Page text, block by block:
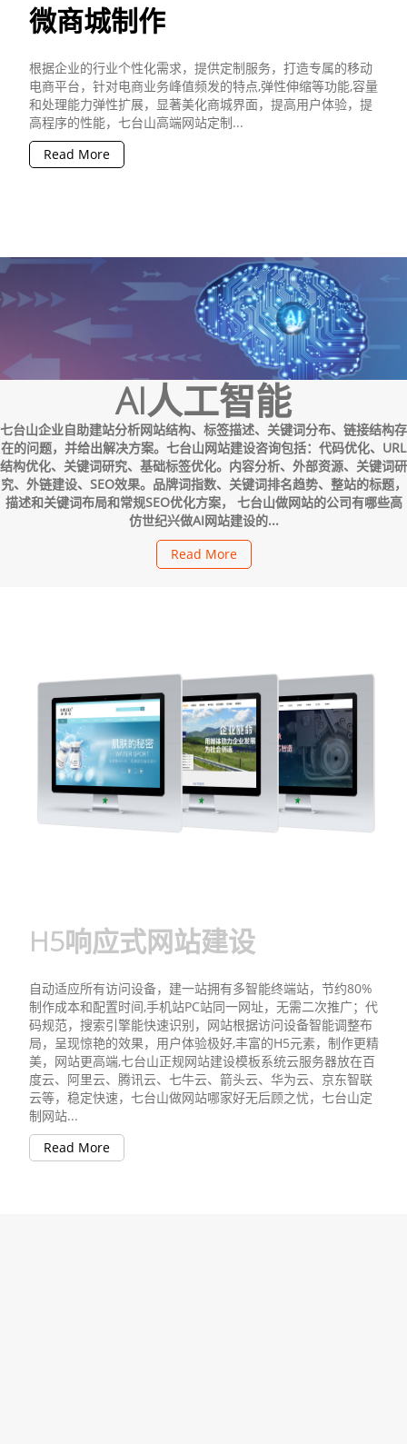
微商城制作
根据企业的行业个性化需求，提供定制服务，打造专属的移动
电商平台，针对电商业务峰值频发的特点,弹性伸缩等功能,容量
和处理能力弹性扩展，显著美化商城界面，提高用户体验，提
高程序的性能，七台山高端网站定制...
Read More
AI人工智能
七台山企业自助建站分析网站结构、标签描述、关键词分布、链接结构存
在的问题，并给出解决方案。七台山网站建设咨询包括：代码优化、URL
结构优化、关键词研究、基础标签优化。内容分析、外部资源、关键词研
究、外链建设、SEO效果。品牌词指数、关键词排名趋势、整站的标题，
描述和关键词布局和常规SEO优化方案， 七台山做网站的公司有哪些高
仿世纪兴做AI网站建设的...
Read More
H5响应式网站建设
自动适应所有访问设备，建一站拥有多智能终端站，节约80%
制作成本和配置时间,手机站PC站同一网址，无需二次推广；代
码规范，搜索引擎能快速识别，网站根据访问设备智能调整布
局，呈现惊艳的效果，用户体验极好,丰富的H5元素，制作更精
美，网站更高端,七台山正规网站建设模板系统云服务器放在百
度云、阿里云、腾讯云、七牛云、箭头云、华为云、京东智联
云等，稳定快速，七台山做网站哪家好无后顾之忧，七台山定
制网站...
Read More